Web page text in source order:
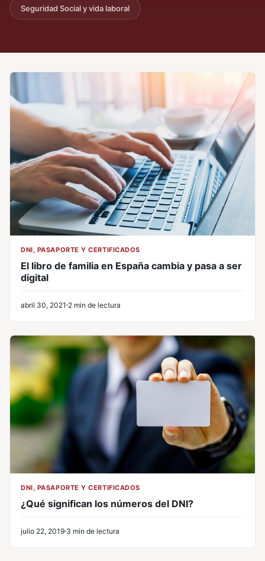
Seguridad Social y vida laboral
DNI, PASAPORTE Y CERTIFICADOS
El libro de familia en España cambia y pasa a ser
digital
abril 30, 2021 2 min de lectura
DNI, PASAPORTE Y CERTIFICADOS
¿Qué significan los números del DNI?
julio 22, 2019 3 min de lectura